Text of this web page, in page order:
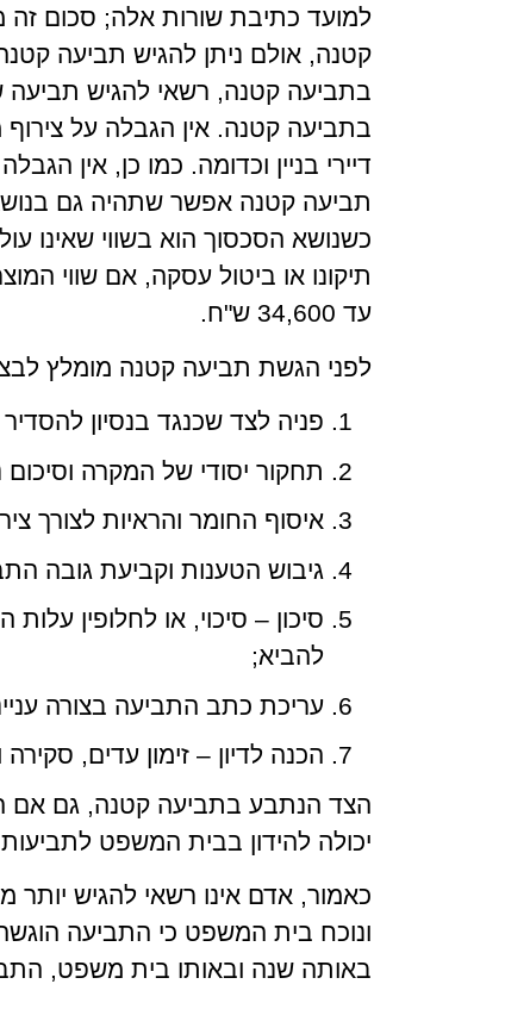
למועד כתיבת שורות אלה; סכום
קטנה, אולם ניתן להגיש תביעה
בתביעה קטנה, רשאי להגיש תביעה
בתביעה קטנה. אין הגבלה על
דיירי בניין וכדומה. כמו כן, אין
תביעה קטנה אפשר שתהיה גם
תיקונו או ביטול עסקה, אם שווי
עד 34,600 ש"ח.
לפני הגשת תביעה קטנה מומלץ
פניה לצד שכנגד בנסיון
תחקור יסודי של המקרה וסיכום
איסוף החומר והראיות לצורך
גיבוש הטענות וקביעת גובה
סיכון – סיכוי, או לחלופין
להביא;
עריכת כתב התביעה בצורה
הכנה לדיון – זימון עדים,
הצד הנתבע בתביעה קטנה, גם אם
יכולה להידון בבית המשפט
כאמור, אדם אינו רשאי להגיש
ונוכח בית המשפט כי התביעה
באותה שנה ובאותו בית משפט,